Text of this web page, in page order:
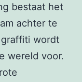
bestaat het
achter te
wordt
wereld voor.